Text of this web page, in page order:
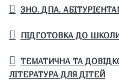
ЗНО. ДПА.
ПІДГОТОВКА ДО
ТЕМАТИЧНА ТА
ЛІТЕРАТУРА ДЛЯ ДІТЕЙ